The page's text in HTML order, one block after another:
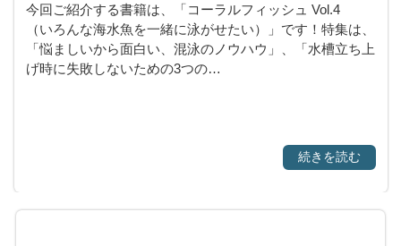
今回ご紹介する書籍は、「コーラルフィッシュ Vol.4
（いろんな海水魚を一緒に泳がせたい）」です！特集は、
「悩ましいから面白い、混泳のノウハウ」、「水槽立ち上
げ時に失敗しないための3つの…
続きを読む